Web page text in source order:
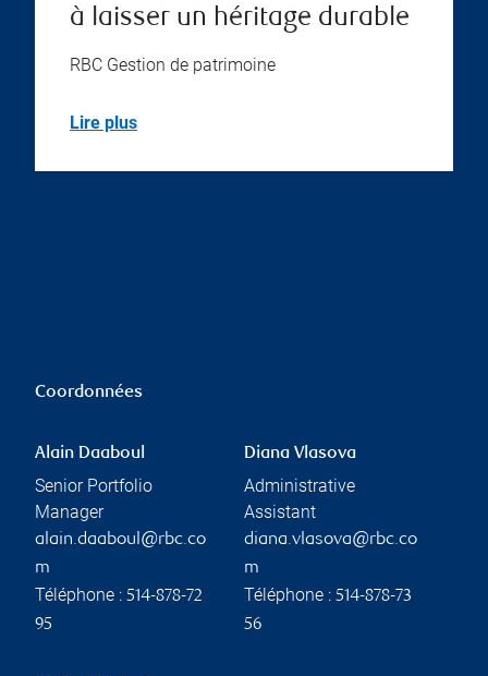
à laisser un héritage durable
RBC Gestion de patrimoine
Lire plus
Coordonnées
Alain Daaboul
Senior Portfolio
Manager
alain.daaboul@rbc.co
m
Téléphone : 514-878-72
95
Diana Vlasova
Administrative
Assistant
diana.vlasova@rbc.co
m
Téléphone : 514-878-73
56